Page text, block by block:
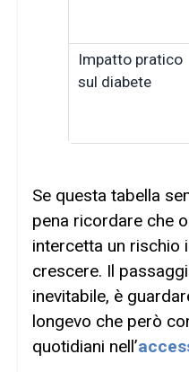
Se questa tabella
pena ricordare che
intercetta un rischio
crescere. Il
inevitabile, è
longevo che però
quotidiani nell’